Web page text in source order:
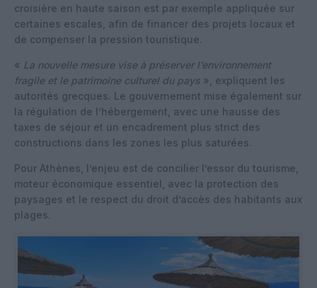
croisière en haute saison est par exemple appliquée sur
certaines escales, afin de financer des projets locaux et
de compenser la pression touristique.
« La nouvelle mesure vise à préserver l’environnement
fragile et le patrimoine culturel du pays », expliquent les
autorités grecques. Le gouvernement mise également sur
la régulation de l’hébergement, avec une hausse des
taxes de séjour et un encadrement plus strict des
constructions dans les zones les plus saturées.
Pour Athènes, l’enjeu est de concilier l’essor du tourisme,
moteur économique essentiel, avec la protection des
paysages et le respect du droit d’accès des habitants aux
plages.